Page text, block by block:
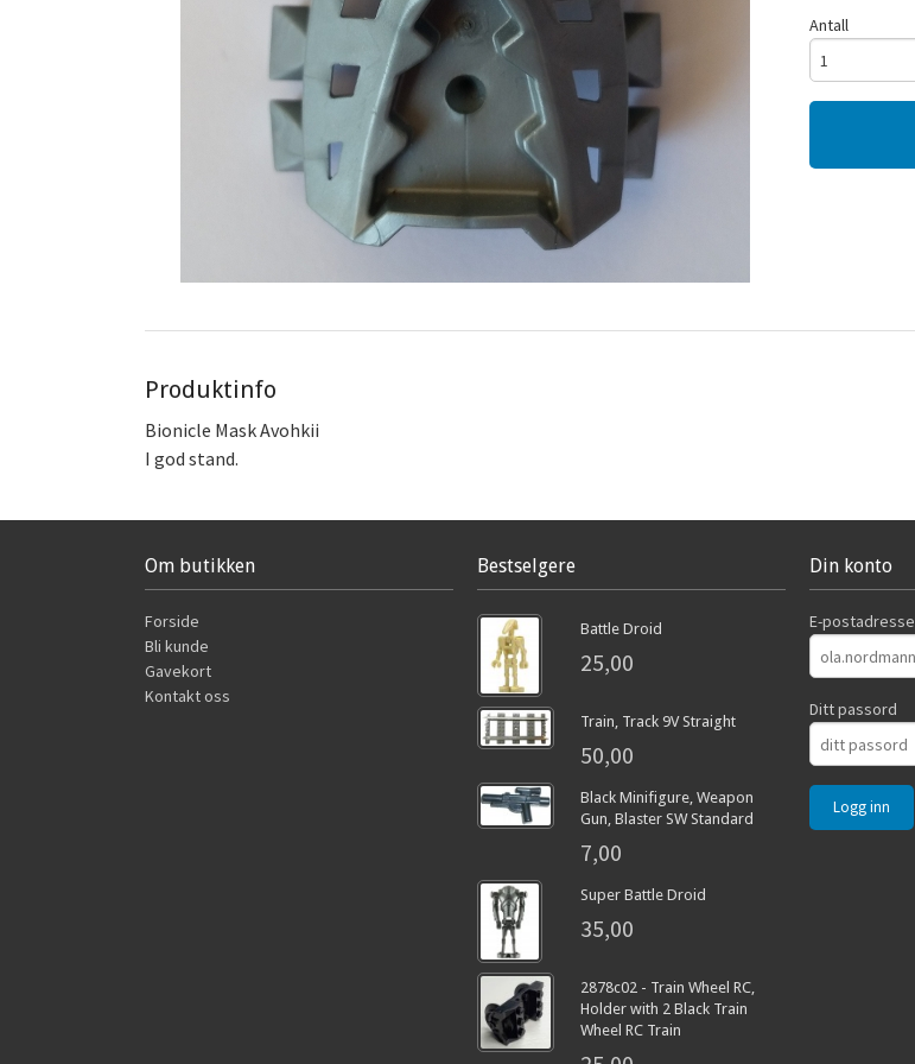
Antall
Produktinfo
Bionicle Mask Avohkii
I god stand.
Om butikken
Forside
Bli kunde
Gavekort
Kontakt oss
Bestselgere
Battle Droid
25,00
Train, Track 9V Straight
50,00
Black Minifigure, Weapon
Gun, Blaster SW Standard
7,00
Super Battle Droid
35,00
2878c02 - Train Wheel RC,
Holder with 2 Black Train
Wheel RC Train
Din konto
E-postadresse
Ditt passord